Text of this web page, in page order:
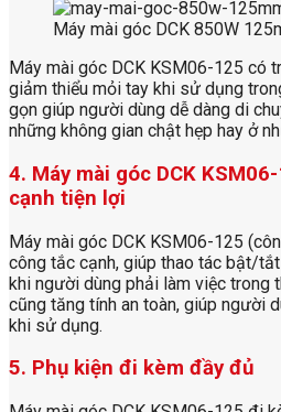
Máy mài góc DCK 850W
Máy mài góc DCK KSM06-125 có
giảm thiểu mỏi tay khi sử dụng
gọn giúp người dùng dễ dàng di
những không gian chật hẹp hay ở
4. Máy mài góc DCK
cạnh tiện lợi
Máy mài góc DCK KSM06-125
công tắc cạnh, giúp thao tác bật/
khi người dùng phải làm việc trong
cũng tăng tính an toàn, giúp người
khi sử dụng.
5. Phụ kiện đi kèm đầy đủ